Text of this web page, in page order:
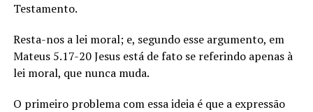
Testamento.
Resta-nos a lei moral; e, segundo esse argumento, em
Mateus 5.17-20 Jesus está de fato se referindo apenas à
lei moral, que nunca muda.
O primeiro problema com essa ideia é que a expressão